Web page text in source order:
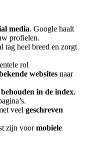
media. Google haalt
profielen.
tag heel breed en zorgt
rol
websites naar
in de index.
veel geschreven
zijn voormobiele